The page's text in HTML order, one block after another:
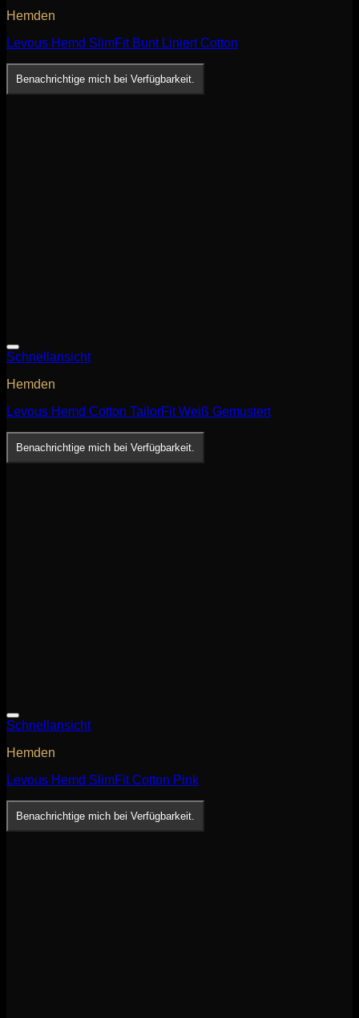
Hemden
Levous Hemd SlimFit Bunt Liniert Cotton
Benachrichtige mich bei Verfügbarkeit.
Schnellansicht
Hemden
Levous Hemd Cotton TailorFit Weiß Gemustert
Benachrichtige mich bei Verfügbarkeit.
Schnellansicht
Hemden
Levous Hemd SlimFit Cotton Pink
Benachrichtige mich bei Verfügbarkeit.